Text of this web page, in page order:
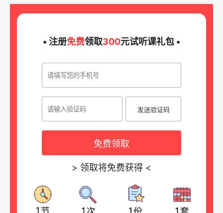
• 注册免费领取300元试听课礼包 •
发送验证码
免费领取
> 领取将免费获得 <